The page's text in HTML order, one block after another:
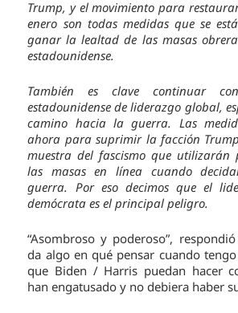
Trump, y el movimiento para
enero son todas medidas que se
ganar la lealtad de las masas
estadounidense.
También es clave continuar
estadounidense de liderazgo global,
camino hacia la guerra. Las
ahora para suprimir la facción
muestra del fascismo que utilizarán
las masas en línea cuando
guerra. Por eso decimos que el
demócrata es el principal peligro.
“Asombroso y poderoso”,
da algo en qué pensar cuando tengo
que Biden / Harris puedan hacer
han engatusado y no debiera haber